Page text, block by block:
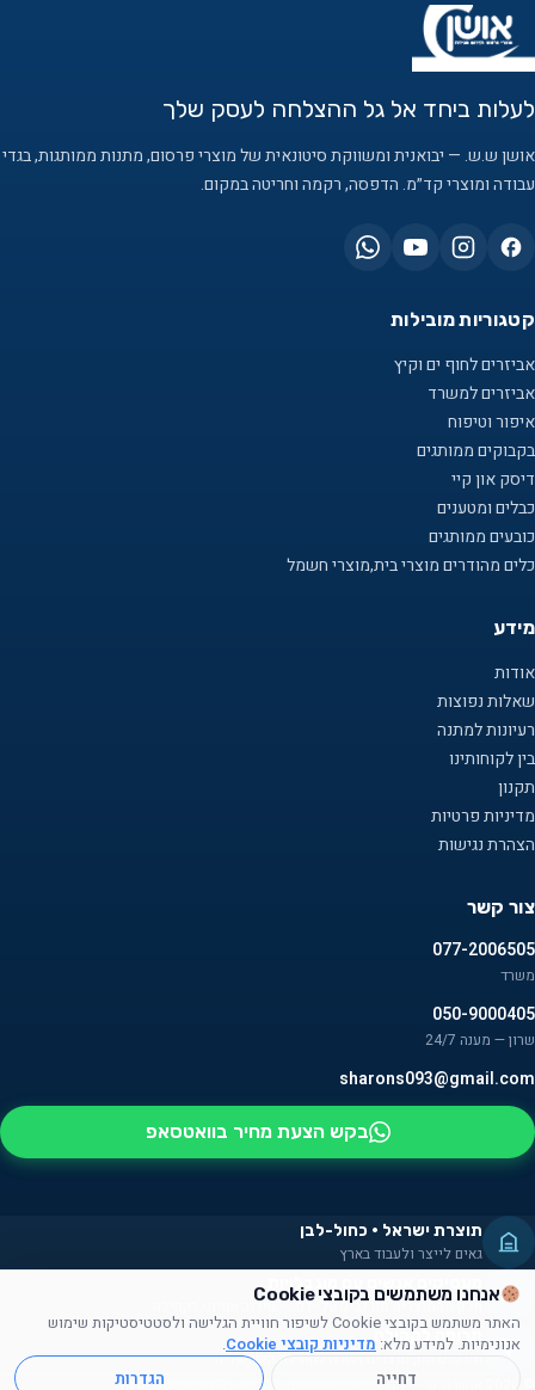
לעלות ביחד אל גל ההצלחה לעסק שלך
אושן ש.ש. — יבואנית ומשווקת סיטונאית של מוצרי פרסום, מתנות ממותגות, בגדי
עבודה ומוצרי קד״מ. הדפסה, רקמה וחריטה במקום.
קטגוריות מובילות
אביזרים לחוף ים וקיץ
אביזרים למשרד
איפור וטיפוח
בקבוקים ממותגים
דיסק און קיי
כבלים ומטענים
כובעים ממותגים
כלים מהודרים מוצרי בית,מוצרי חשמל
מידע
אודות
שאלות נפוצות
רעיונות למתנה
בין לקוחותינו
תקנון
מדיניות פרטיות
הצהרת נגישות
צור קשר
077-2006505
משרד
050-9000405
שרון — מענה 24/7
sharons093@gmail.com
בקש הצעת מחיר בוואטסאפ
תוצרת ישראל · כחול-לבן
גאים לייצר ולעבוד בארץ
מעסיקים אנשים עם מוגבלויות
חלק מהמוצרים מורכבים על ידם — שילוב אמיתי בקהילה
תרומה לקהילה
תורמים זמן, מוצרים ועזרה לקהילה הישראלית
אנחנו משתמשים בקובצי Cookie
האתר משתמש בקובצי Cookie לשיפור חוויית הגלישה ולסטטיסטיקות שימוש
אנונימיות. למידע מלא: מדיניות קובצי Cookie
.
דחייה
הגדרות